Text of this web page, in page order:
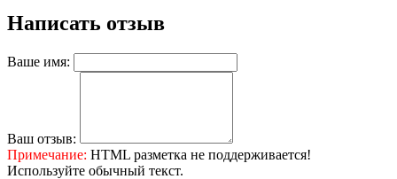
Написать отзыв
Ваше имя:
Ваш отзыв:
Примечание: HTML разметка не поддерживается!
Используйте обычный текст.